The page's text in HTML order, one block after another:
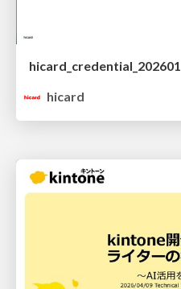
hicard_credential_202601
hicard